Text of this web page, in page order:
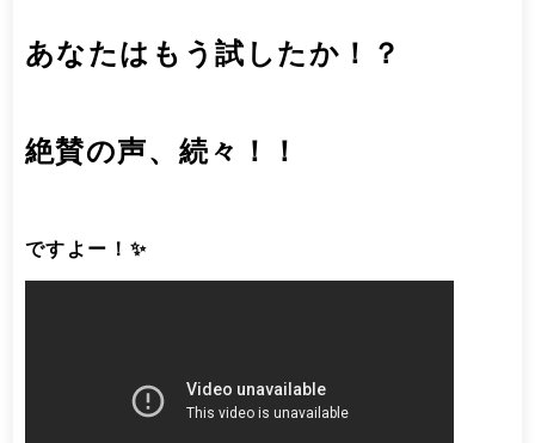
あなたはもう試したか！？
絶賛の声、続々！！
ですよー！✨